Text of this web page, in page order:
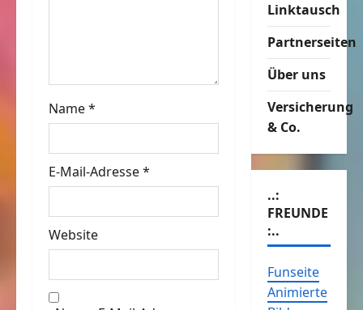
o
n
Name*
E-Mail-Adresse*
Website
Linktausch
Partnerseiten
Über uns
Versicherung
& Co.
..:
FREUNDE
:..
Funseite
Animierte